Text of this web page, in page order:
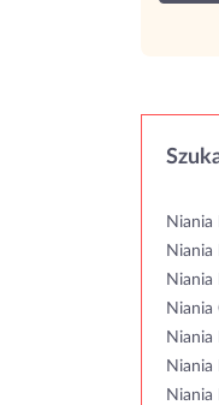
Niania
Niania
Niania
Niania
Niania
Niania
Niania